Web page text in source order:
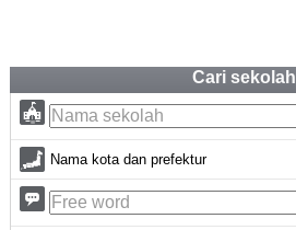
Cari sekolah
Nama kota dan prefektur